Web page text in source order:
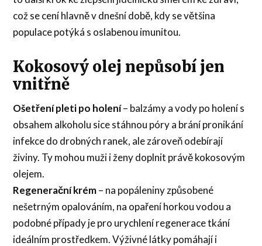
což se cení hlavně v dnešní době, kdy se většina
populace potýká s oslabenou imunitou.
Kokosový olej nepůsobí jen
vnitřně
Ošetření pleti po holení– balzámy a vody po holení s
obsahem alkoholu sice stáhnou póry a brání pronikání
infekce do drobných ranek, ale zároveň odebírají
živiny. Ty mohou muži i ženy doplnit právě kokosovým
olejem.
Regenerační krém– na popáleniny způsobené
nešetrným opalováním, na opaření horkou vodou a
podobné případy je pro urychlení regenerace tkání
ideálním prostředkem. Výživné látky pomáhají i